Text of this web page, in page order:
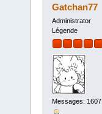
Gatchan77
Administrator
Légende
Messages: 1607